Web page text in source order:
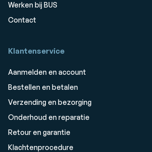
Werken bij BUS
Contact
Klantenservice
Aanmelden en account
Bestellen en betalen
Verzending en bezorging
Onderhoud en reparatie
Retour en garantie
Klachtenprocedure